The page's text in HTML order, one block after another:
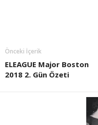
Önceki İçerik
ELEAGUE Major Boston
2018 2. Gün Özeti